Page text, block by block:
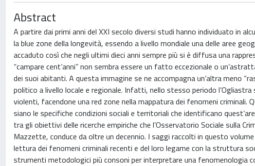
Abstract
A partire dai primi anni del XXI secolo diversi studi hanno individuato in
la blue zone della longevità, essendo a livello mondiale una delle aree
accaduto così che negli ultimi dieci anni sempre più si è diffusa una
“campare cent’anni” non sembra essere un fatto eccezionale o
dei suoi abitanti. A questa immagine se ne accompagna un’altra meno
politico a livello locale e regionale. Infatti, nello stesso periodo
violenti, facendone una red zone nella mappatura dei fenomeni
siano le specifiche condizioni sociali e territoriali che identificano
tra gli obiettivi delle ricerche empiriche che l’Osservatorio Sociale sulla
Mazzette, conduce da oltre un decennio. I saggi raccolti in questo
lettura dei fenomeni criminali recenti e del loro legame con la struttura
strumenti metodologici più consoni per interpretare una fenomenologia